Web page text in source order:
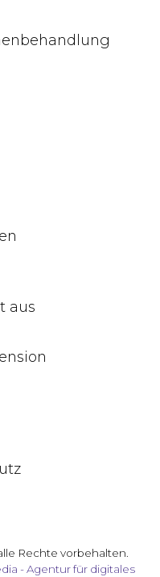
aus
Rechte vorbehalten.
- Agentur für digitales